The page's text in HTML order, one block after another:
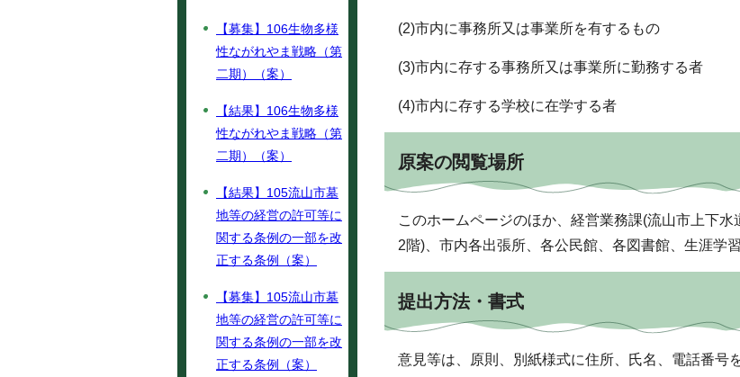
(2)市内に事務所又は事業所を有するもの
(3)市内に存する事務所又は事業所に勤務する者
(4)市内に存する学校に在学する者
原案の閲覧場所
このホームページのほか、経営業務課(流山市上下
2階)、市内各出張所、各公民館、各図書館、生涯学
提出方法・書式
意見等は、原則、別紙様式に住所、氏名、電話番号
【募集】106生物多様
性ながれやま戦略（第
二期）（案）
【結果】106生物多様
性ながれやま戦略（第
二期）（案）
【結果】105流山市墓
地等の経営の許可等に
関する条例の一部を改
正する条例（案）
【募集】105流山市墓
地等の経営の許可等に
関する条例の一部を改
正する条例（案）